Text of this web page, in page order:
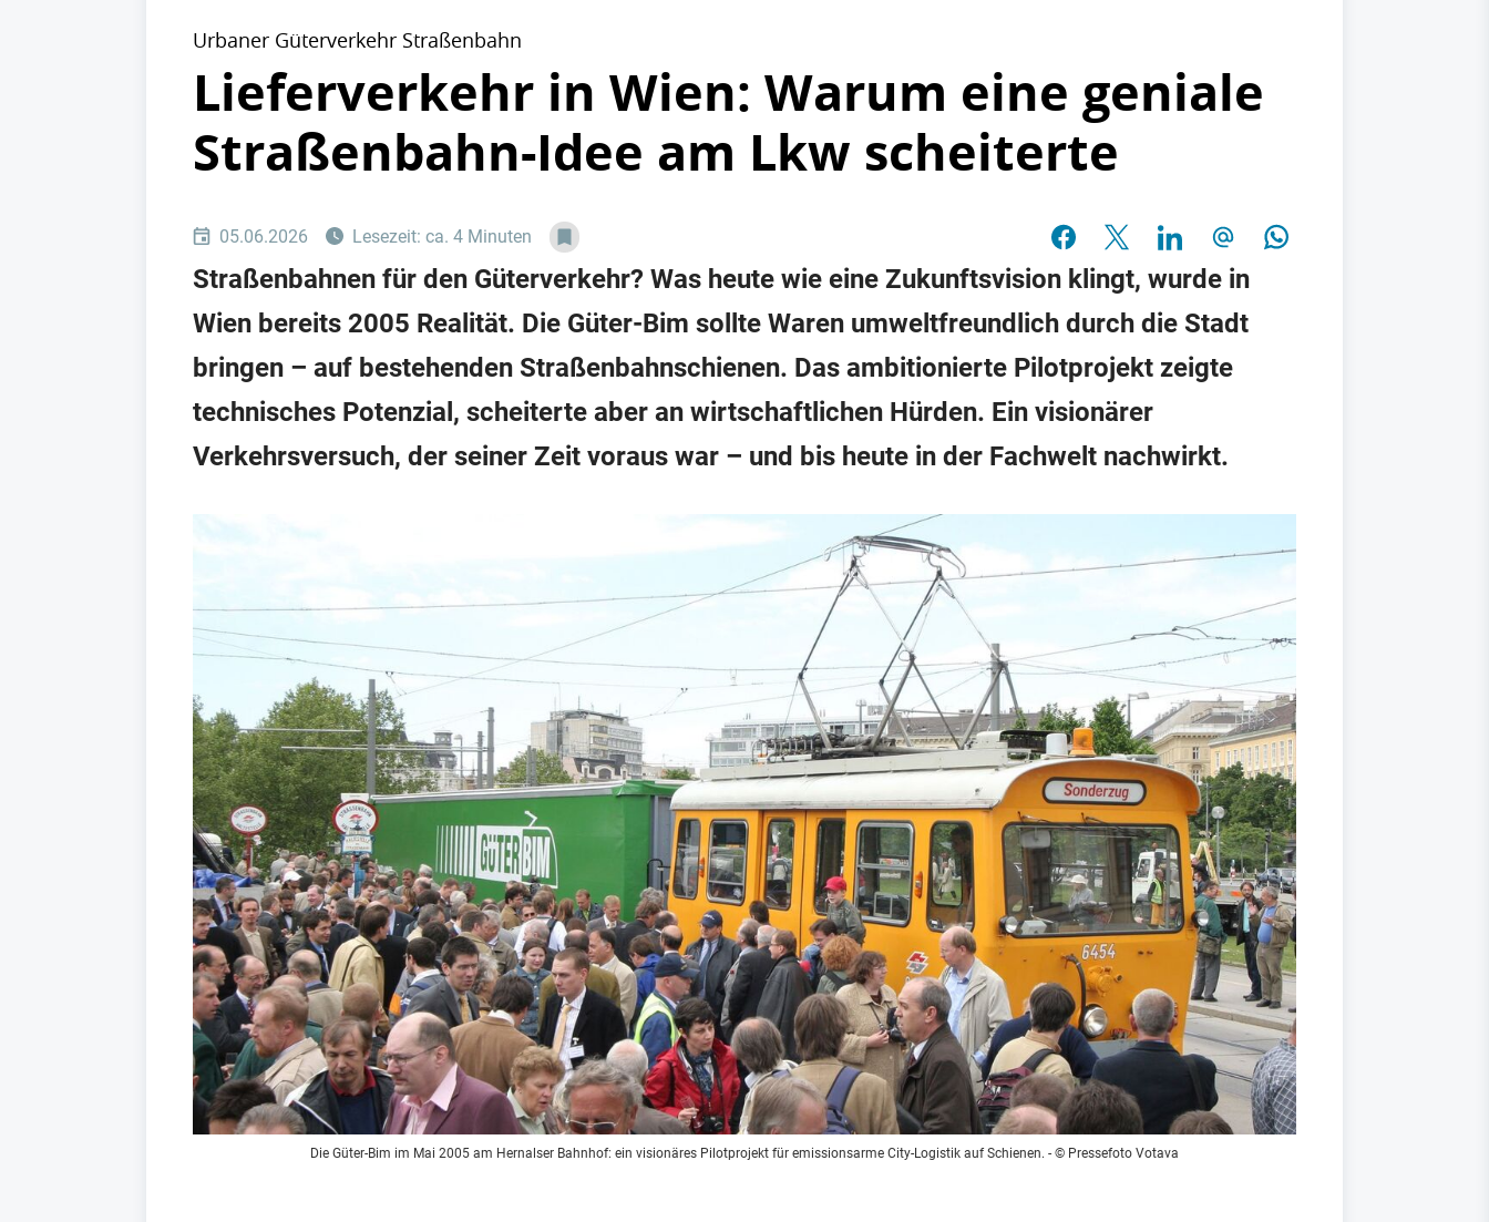
Urbaner Güterverkehr Straßenbahn
Lieferverkehr in Wien: Warum eine geniale
Straßenbahn-Idee am Lkw scheiterte
05.06.2026 Lesezeit: ca. 4 Minuten
Straßenbahnen für den Güterverkehr? Was heute wie eine Zukunftsvision klingt, wurde in
Wien bereits 2005 Realität. Die Güter-Bim sollte Waren umweltfreundlich durch die Stadt
bringen – auf bestehenden Straßenbahnschienen. Das ambitionierte Pilotprojekt zeigte
technisches Potenzial, scheiterte aber an wirtschaftlichen Hürden. Ein visionärer
Verkehrsversuch, der seiner Zeit voraus war – und bis heute in der Fachwelt nachwirkt.
Die Güter-Bim im Mai 2005 am Hernalser Bahnhof: ein visionäres Pilotprojekt für emissionsarme City-Logistik auf Schienen. - © Pressefoto Votava